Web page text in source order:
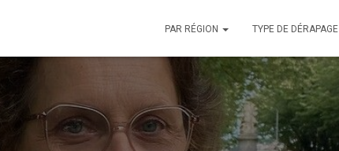
PAR RÉGION TYPE DE DÉRAPAGE